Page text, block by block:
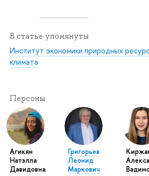
В статье упомянуты
Институт экономики природных
климата
Персоны
Агикян
Натэлла
Давидовна
Григорьев
Леонид
Маркович